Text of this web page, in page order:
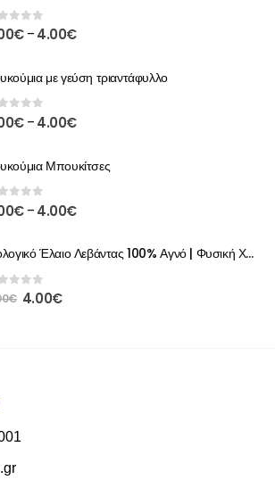
of 5
€ – 4.00€
με γεύση τριαντάφυλλο
of 5
€ – 4.00€
Μπουκίτσες
of 5
€ – 4.00€
Βιολογικό Έλαιο Λεβάντας 100% Αγνό | Φυσική Χαλάρωση & Περιποίηση
of 5
€ 4.00€